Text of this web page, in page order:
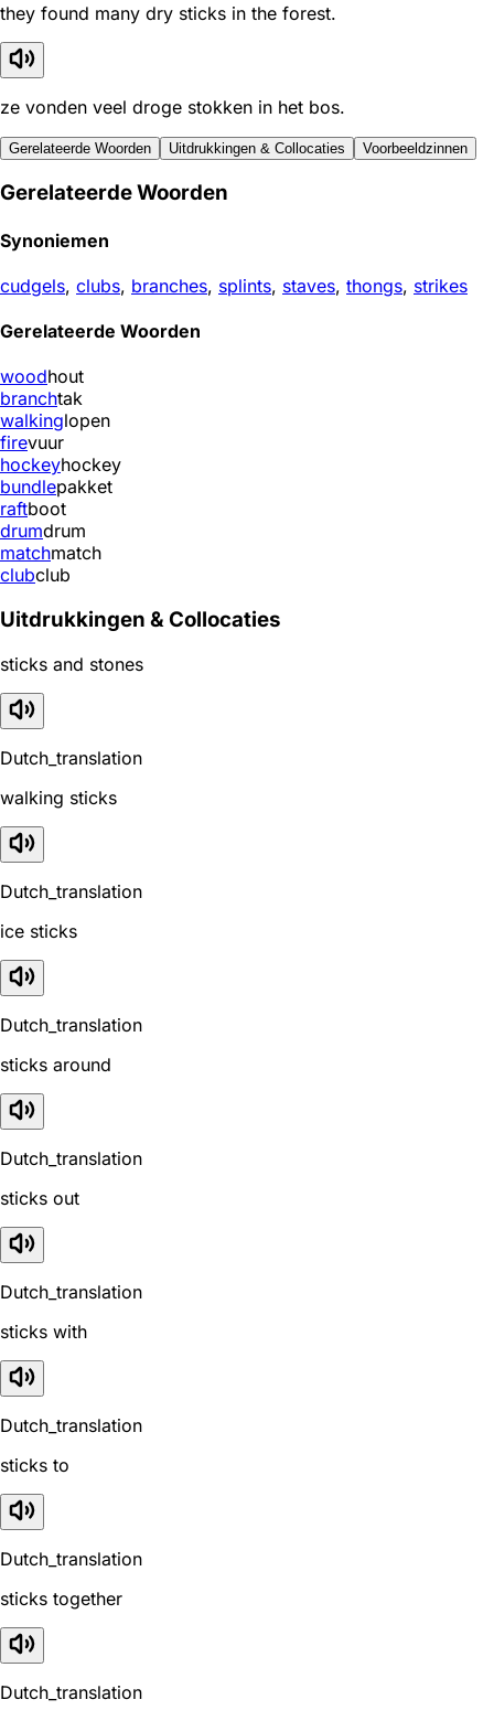
they found many dry sticks in the forest.
ze vonden veel droge stokken in het bos.
Gerelateerde Woorden Uitdrukkingen & Collocaties Voorbeeldzinnen
Gerelateerde Woorden
Synoniemen
cudgels, clubs, branches, splints, staves, thongs, strikes
Gerelateerde Woorden
woodhout
branchtak
walkinglopen
firevuur
hockeyhockey
bundlepakket
raftboot
drumdrum
matchmatch
clubclub
Uitdrukkingen & Collocaties
sticks and stones
Dutch_translation
walking sticks
Dutch_translation
ice sticks
Dutch_translation
sticks around
Dutch_translation
sticks out
Dutch_translation
sticks with
Dutch_translation
sticks to
Dutch_translation
sticks together
Dutch_translation